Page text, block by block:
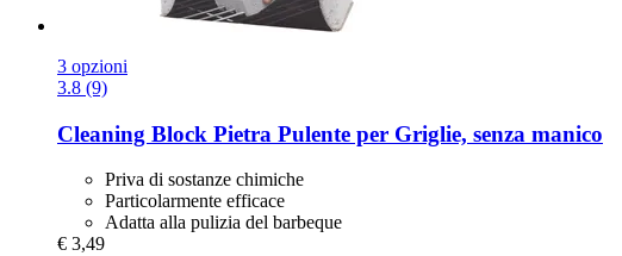
3 opzioni
3.8 (9)
Cleaning Block Pietra Pulente per Griglie, senza manico
Priva di sostanze chimiche
Particolarmente efficace
Adatta alla pulizia del barbeque
€ 3,49